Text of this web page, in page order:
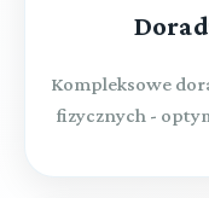
Kompleksowe
fizycznych -